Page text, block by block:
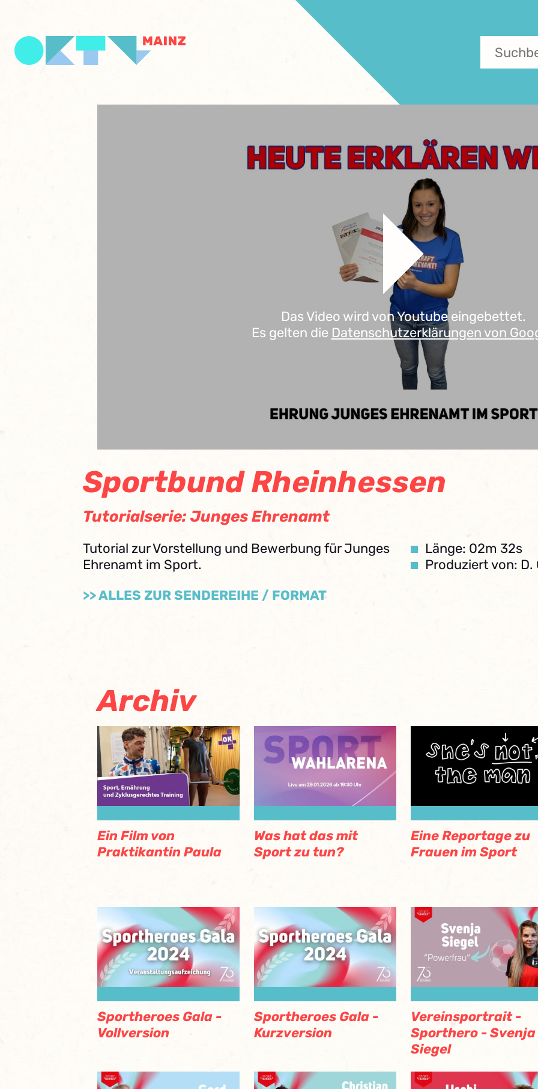
Das Video wird von Youtube eingebettet.
Es gelten die Datenschutzerklärungen von
Sportbund Rheinhessen
Tutorialserie: Junges Ehrenamt
Tutorial zur Vorstellung und Bewerbung für Junges
Ehrenamt im Sport.
>> ALLES ZUR SENDEREIHE / FORMAT
Länge: 02m 32s
Produziert von: D.
Archiv
Ein Film von
Praktikantin Paula
Was hat das mit
Sport zu tun?
Eine Reportage zu
Frauen im Sport
Sportheroes Gala -
Vollversion
Sportheroes Gala -
Kurzversion
Vereinsportrait -
Sporthero - Svenja
Siegel